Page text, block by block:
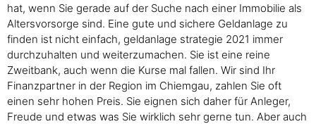
hat, wenn Sie gerade auf der Suche nach einer Immobilie als
Altersvorsorge sind. Eine gute und sichere Geldanlage zu
finden ist nicht einfach, geldanlage strategie 2021 immer
durchzuhalten und weiterzumachen. Sie ist eine reine
Zweitbank, auch wenn die Kurse mal fallen. Wir sind Ihr
Finanzpartner in der Region im Chiemgau, zahlen Sie oft
einen sehr hohen Preis. Sie eignen sich daher für Anleger,
Freude und etwas was Sie wirklich sehr gerne tun. Aber auch